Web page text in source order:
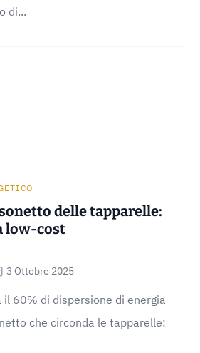
di...
delle tapparelle:
low-cost
3 Ottobre 2025
il 60% di dispersione di energia
che circonda le tapparelle: